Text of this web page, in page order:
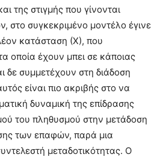
της στιγμής που γίνονται
στο συγκεκριμένο μοντέλο έγινε
κατάσταση (Χ), που
οποία έχουν μπει σε κάποιας
δε συμμετέχουν στη διάδοση
είναι πιο ακριβής στο να
δυναμική της επίδρασης
του πληθυσμού στην μετάδοση
των επαφών, παρά μια
μεταδοτικότητας. Ο